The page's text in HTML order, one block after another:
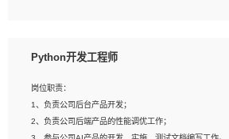
3、熟悉react/vue/angular任何一种前端框架，熟悉react
5、善于沟通，具有团队意识；
Python开发工程师
岗位职责：
1、负责公司后台产品开发；
2、负责公司后端产品的性能调优工作；